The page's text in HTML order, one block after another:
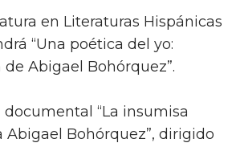
en Literaturas Hispánicas
“Una poética del yo:
Abigael Bohórquez”.
“La insumisa
Bohórquez”, dirigido